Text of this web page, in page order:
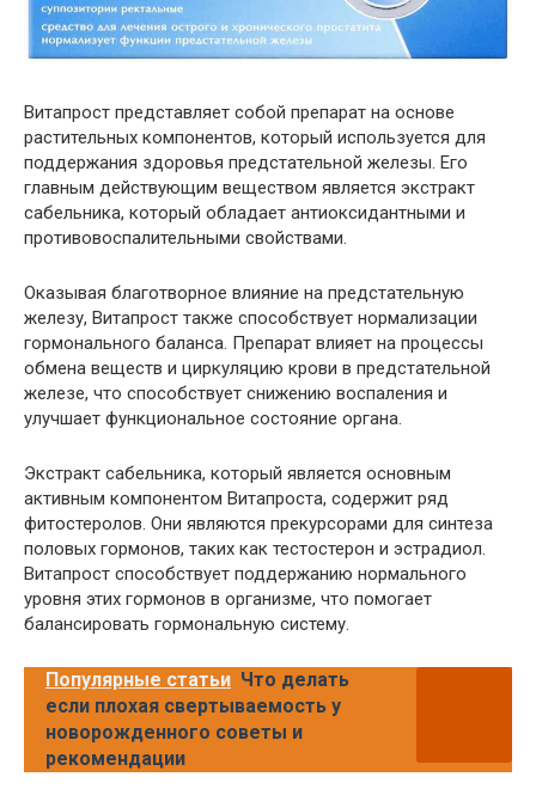
Витапрост представляет собой препарат на основе
растительных компонентов, который используется для
поддержания здоровья предстательной железы. Его
главным действующим веществом является экстракт
сабельника, который обладает антиоксидантными и
противовоспалительными свойствами.
Оказывая благотворное влияние на предстательную
железу, Витапрост также способствует нормализации
гормонального баланса. Препарат влияет на процессы
обмена веществ и циркуляцию крови в предстательной
железе, что способствует снижению воспаления и
улучшает функциональное состояние органа.
Экстракт сабельника, который является основным
активным компонентом Витапроста, содержит ряд
фитостеролов. Они являются прекурсорами для синтеза
половых гормонов, таких как тестостерон и эстрадиол.
Витапрост способствует поддержанию нормального
уровня этих гормонов в организме, что помогает
балансировать гормональную систему.
Популярные статьи Что делать
если плохая свертываемость у
новорожденного советы и
рекомендации